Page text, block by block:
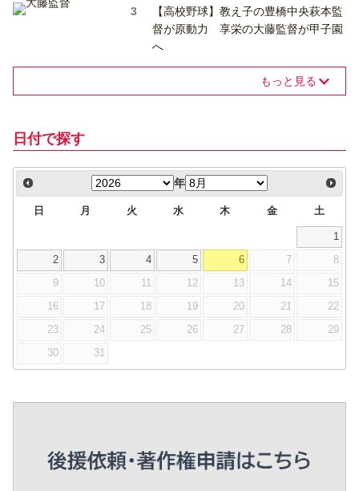
【高校野球】教え子の豊橋中央萩本監
督が原動力 享栄の大藤監督が甲子園
へ
もっと見る
日付で探す
年
日 月 火 水 木 金 土
1
2 3 4 5 6 7 8
9 10 11 12 13 14 15
16 17 18 19 20 21 22
23 24 25 26 27 28 29
30 31